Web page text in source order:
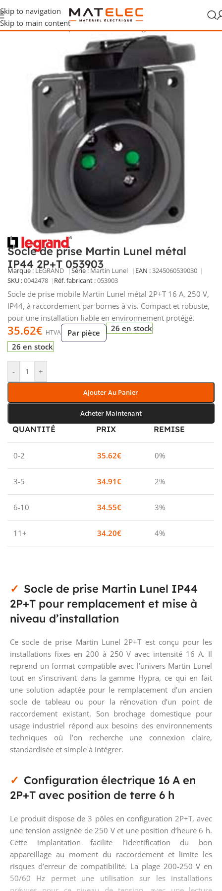
Skip to navigation
Skip to main content
/Fiches, prises mobiles, rallonges et CEE/Socles CEE
Socle de prise Martin Lunel métal
IP44 2P+T 053903
Marque : LEGRAND Série : Martin Lunel EAN :3245060539030
SKU :0042478 Réf. fabricant :053903
Socle de prise mobile Martin Lunel métal 2P+T 16 A, 250 V,
IP44, à raccordement par bornes à vis. Compact et robuste,
pour une installation fiable en environnement protégé.
35.62€ HTVA Par pièce
26 en stock
26 en stock
- +
Ajouter Au Panier
Acheter Maintenant
QUANTITÉ PRIX REMISE
0-2 35.62€ 0%
3-5 34.91€ 2%
6-10 34.55€ 3%
11+ 34.20€ 4%
Socle de prise Martin Lunel IP44
2P+T pour remplacement et mise à
niveau d’installation
Ce socle de prise Martin Lunel 2P+T est conçu pour les
installations fixes en 200 à 250 V avec intensité 16 A. Il
reprend un format compatible avec l’univers Martin Lunel
tout en s’inscrivant dans la gamme Hypra, ce qui en fait
une solution adaptée pour le remplacement d’un ancien
socle de tableau ou pour la rénovation d’un point de
raccordement existant. Son brochage domestique pour
usage industriel répond aux besoins des environnements
techniques où l’on recherche une connexion claire,
standardisée et simple à intégrer.
Configuration électrique 16 A en
2P+T avec position de terre 6 h
Le produit dispose de 3 pôles en configuration 2P+T, avec
une tension assignée de 250 V et une position d’heure 6 h.
Cette implantation facilite l’identification du bon
appareillage au moment du raccordement et limite les
risques d’erreur de compatibilité. La plage 200-250 V en
50/60 Hz permet une utilisation sur les installations